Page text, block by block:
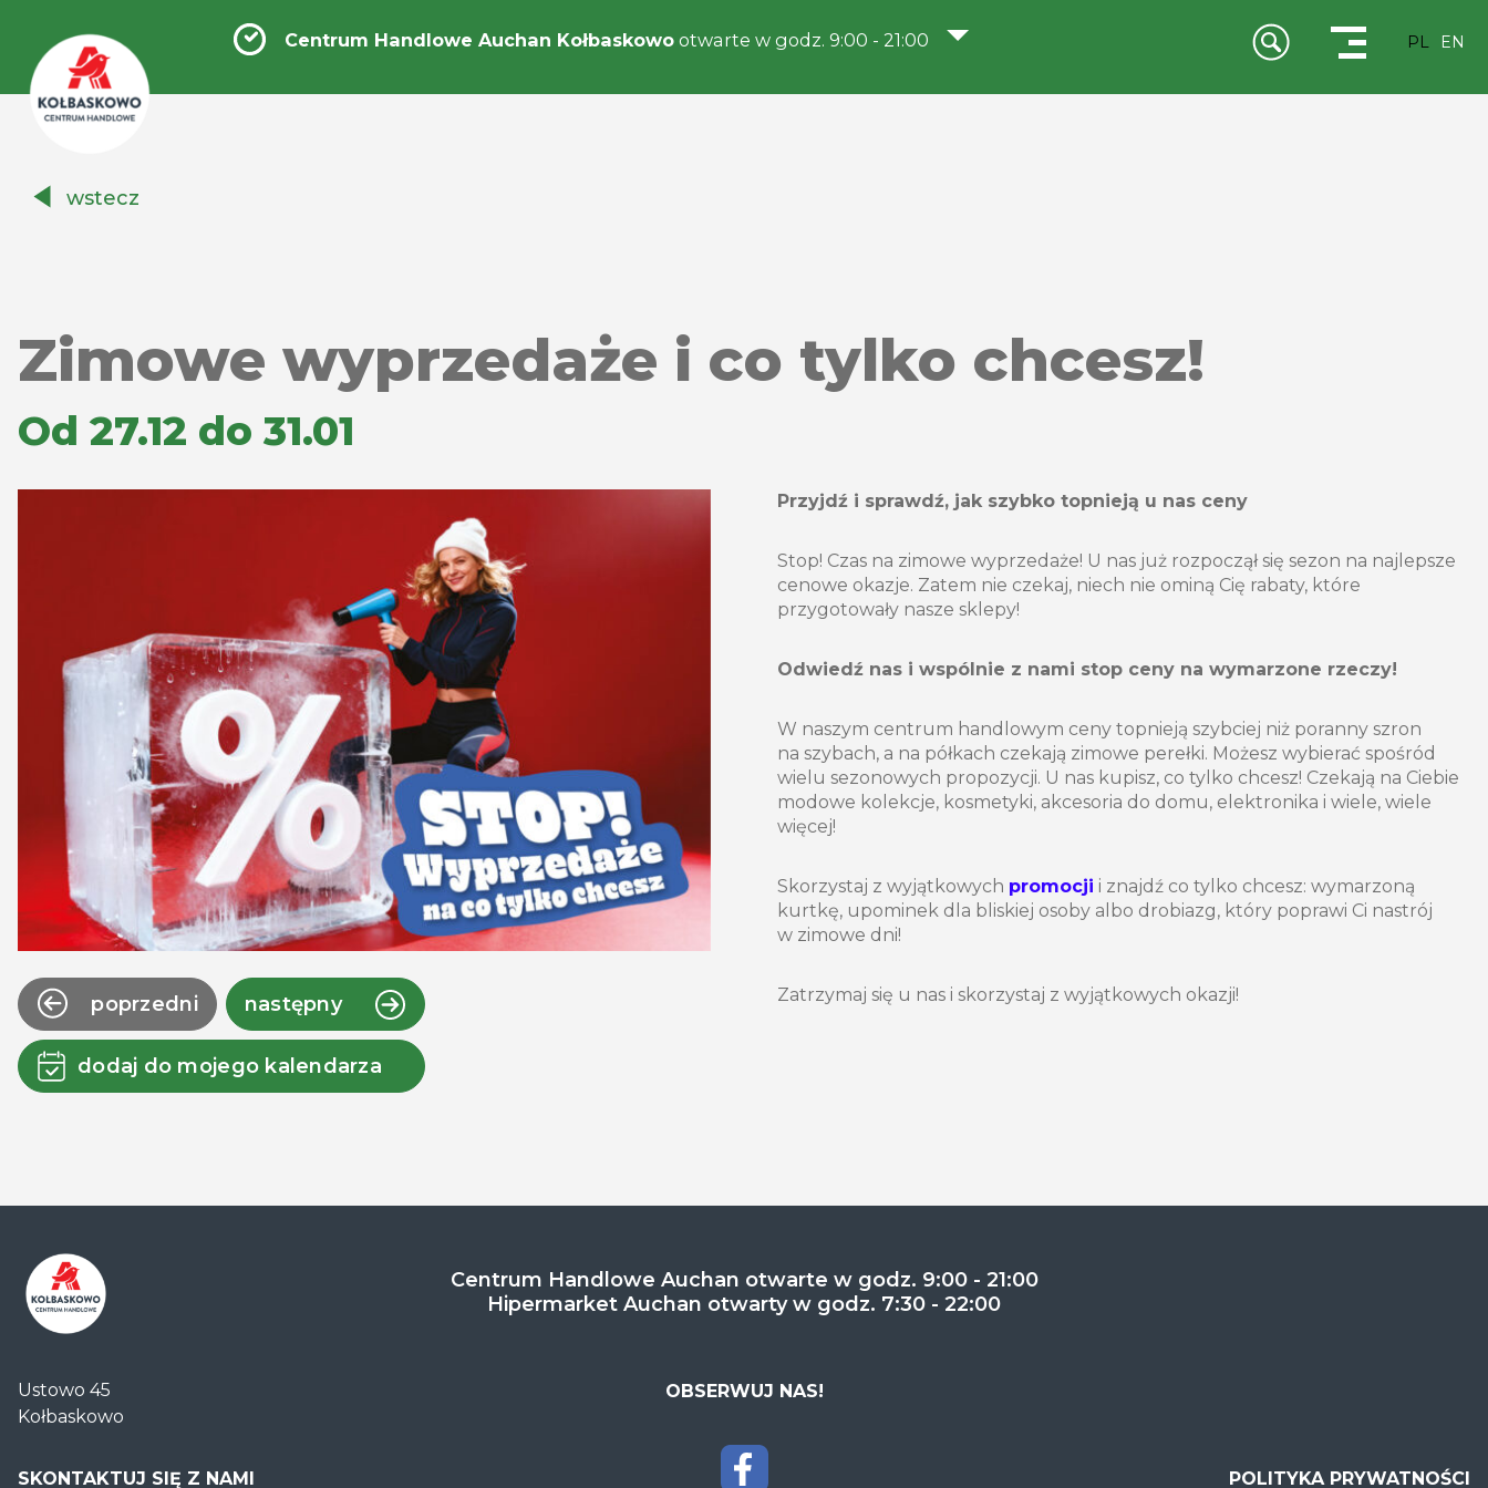
Handlowe
Centrum Handlowe Auchan Kołbaskowo otwarte w godz. 9:00 - 21:00 PL EN
wstecz
Zimowe wyprzedaże i co tylko chcesz!
Od 27.12 do 31.01
poprzedni następny
dodaj do mojego kalendarza
Przyjdź i sprawdź, jak szybko topnieją u nas ceny
Stop! Czas na zimowe wyprzedaże! U nas już rozpoczął się sezon na najlepsze
cenowe okazje. Zatem nie czekaj, niech nie ominą Cię rabaty, które
przygotowały nasze sklepy!
Odwiedź nas i wspólnie z nami stop ceny na wymarzone rzeczy!
W naszym centrum handlowym ceny topnieją szybciej niż poranny szron
na szybach, a na półkach czekają zimowe perełki. Możesz wybierać spośród
wielu sezonowych propozycji. U nas kupisz, co tylko chcesz! Czekają na Ciebie
modowe kolekcje, kosmetyki, akcesoria do domu, elektronika i wiele, wiele
więcej!
Skorzystaj z wyjątkowych promocji i znajdź co tylko chcesz: wymarzoną
kurtkę, upominek dla bliskiej osoby albo drobiazg, który poprawi Ci nastrój
w zimowe dni!
Zatrzymaj się u nas i skorzystaj z wyjątkowych okazji!
Handlowe
Auchan
Ustowo 45
Kołbaskowo
SKONTAKTUJ SIĘ Z NAMI
Centrum Handlowe Auchan otwarte w godz. 9:00 - 21:00
Hipermarket Auchan otwarty w godz. 7:30 - 22:00
OBSERWUJ NAS!
POLITYKA PRYWATNOŚCI